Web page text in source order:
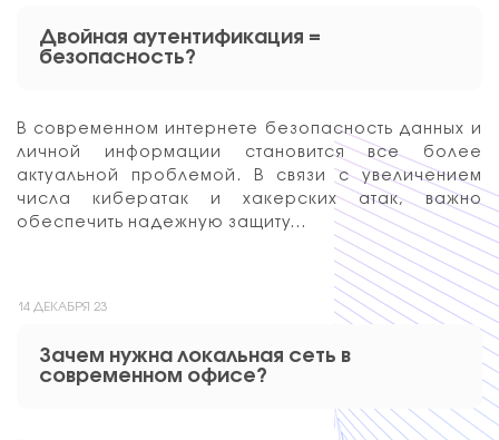
Двойная аутентификация =
безопасность?
В современном интернете безопасность данных и
личной информации становится все более
актуальной проблемой. В связи с увеличением
числа кибератак и хакерских атак, важно
обеспечить надежную защиту…
14 ДЕКАБРЯ 23
Зачем нужна локальная сеть в
современном офисе?